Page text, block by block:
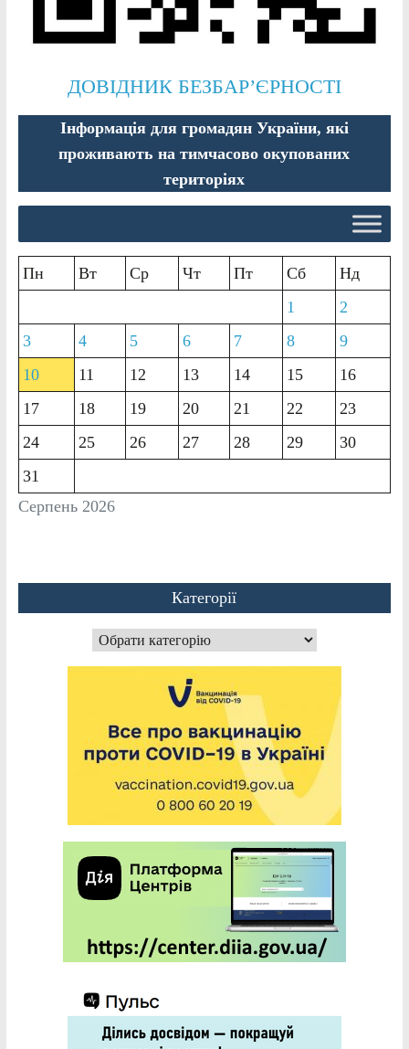
ДОВІДНИК БЕЗБАР’ЄРНОСТІ
Інформація для громадян України, які
проживають на тимчасово окупованих
територіях
Серпень 2026
Пн Вт Ср Чт Пт Сб
Нд
1
2
3
4 5 6 7 8
9
10
11 12 13 14 15
16
17
18 19 20 21 22
23
24
25 26 27 28 29
30
31
Категорії
Категорії